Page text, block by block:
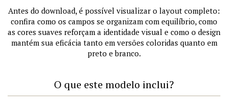
Antes do download, é possível visualizar o layout completo:
confira como os campos se organizam com equilíbrio, como
as cores suaves reforçam a identidade visual e como o design
mantém sua eficácia tanto em versões coloridas quanto em
preto e branco.
O que este modelo inclui?